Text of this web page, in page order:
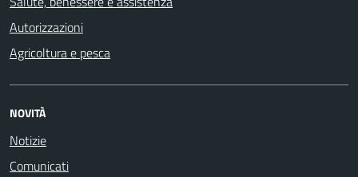
Autorizzazioni
Agricoltura e pesca
NOVITÀ
Notizie
Comunicati